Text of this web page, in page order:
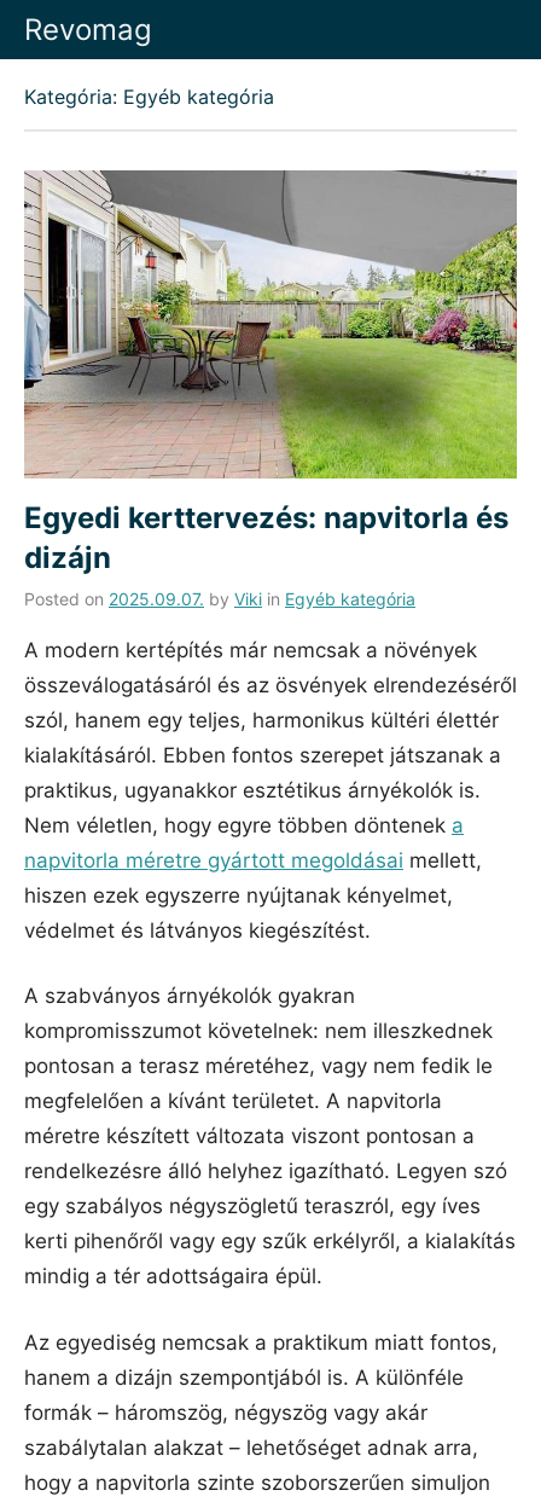
Skip
content
Revomag
Kategória: Egyéb kategória
Egyedi kerttervezés: napvitorla és
dizájn
Posted on 2025.09.07. by Viki in Egyéb kategória
A modern kertépítés már nemcsak a növények
összeválogatásáról és az ösvények elrendezéséről
szól, hanem egy teljes, harmonikus kültéri élettér
kialakításáról. Ebben fontos szerepet játszanak a
praktikus, ugyanakkor esztétikus árnyékolók is.
Nem véletlen, hogy egyre többen döntenek a
napvitorla méretre gyártott megoldásai mellett,
hiszen ezek egyszerre nyújtanak kényelmet,
védelmet és látványos kiegészítést.
A szabványos árnyékolók gyakran
kompromisszumot követelnek: nem illeszkednek
pontosan a terasz méretéhez, vagy nem fedik le
megfelelően a kívánt területet. A napvitorla
méretre készített változata viszont pontosan a
rendelkezésre álló helyhez igazítható. Legyen szó
egy szabályos négyszögletű teraszról, egy íves
kerti pihenőről vagy egy szűk erkélyről, a kialakítás
mindig a tér adottságaira épül.
Az egyediség nemcsak a praktikum miatt fontos,
hanem a dizájn szempontjából is. A különféle
formák – háromszög, négyszög vagy akár
szabálytalan alakzat – lehetőséget adnak arra,
hogy a napvitorla szinte szoborszerűen simuljon